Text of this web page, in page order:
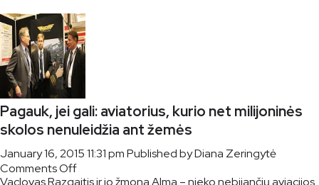
Pagauk, jei gali: aviatorius, kurio net milijoninės
skolos nenuleidžia ant žemės
January 16, 2015 11:31 pmPublished byDiana Zeringytė
Comments Offon
Vaclovas Razgaitis ir jo žmona Alma – nieko nebijančių aviacijos